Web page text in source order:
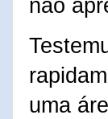
não
uma